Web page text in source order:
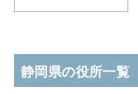
静岡県の役所一覧